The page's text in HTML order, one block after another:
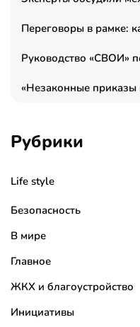
Рубрики
Life style
Безопасность
В мире
Главное
ЖКХ и благоустройство
Инициативы